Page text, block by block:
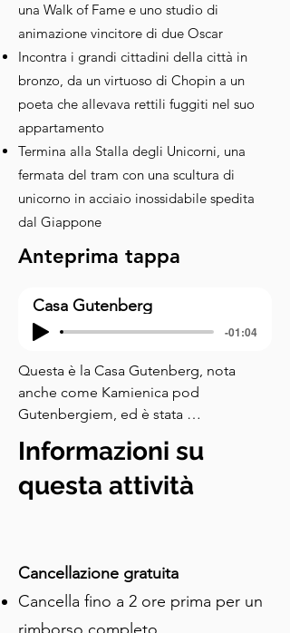
una Walk of Fame e uno studio di
animazione vincitore di due Oscar
Incontra i grandi cittadini della città in
bronzo, da un virtuoso di Chopin a un
poeta che allevava rettili fuggiti nel suo
appartamento
Termina alla Stalla degli Unicorni, una
fermata del tram con una scultura di
unicorno in acciaio inossidabile spedita
dal Giappone
Anteprima tappa
Casa Gutenberg
-01:04
Questa è la Casa Gutenberg, nota
anche come Kamienica pod
Gutenbergiem, ed è stata
tipografo ed editore che la completò
alla fine del diciannovesimo secolo.
Osserva la facciata di questo edificio,
lamiera che stringono alabarde sopra
le finestre. Un diavolo cornuto sbircia
minacciosamente da un mascaron
Informazioni su
questa attività
Cancellazione gratuita
Cancella fino a 2 ore prima per un